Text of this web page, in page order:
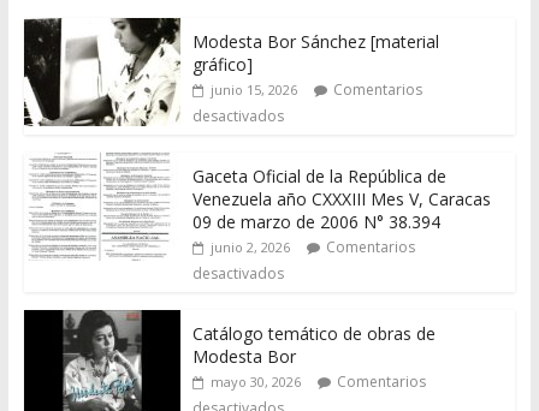
Modesta Bor Sánchez [material
gráfico]
junio 15, 2026
Comentarios
desactivados
Gaceta Oficial de la República de
Venezuela año CXXXIII Mes V, Caracas
09 de marzo de 2006 N° 38.394
junio 2, 2026
Comentarios
desactivados
Catálogo temático de obras de
Modesta Bor
mayo 30, 2026
Comentarios